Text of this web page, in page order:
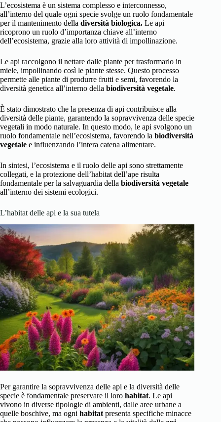
L’ecosistema è un sistema complesso e interconnesso,
all’interno del quale ogni specie svolge un ruolo fondamentale
per il mantenimento della diversità biologica. Le api
ricoprono un ruolo d’importanza chiave all’interno
dell’ecosistema, grazie alla loro attività di impollinazione.
Le api raccolgono il nettare dalle piante per trasformarlo in
miele, impollinando così le piante stesse. Questo processo
permette alle piante di produrre frutti e semi, favorendo la
diversità genetica all’interno della biodiversità vegetale.
È stato dimostrato che la presenza di api contribuisce alla
diversità delle piante, garantendo la sopravvivenza delle specie
vegetali in modo naturale. In questo modo, le api svolgono un
ruolo fondamentale nell’ecosistema, favorendo la biodiversità
vegetale e influenzando l’intera catena alimentare.
In sintesi, l’ecosistema e il ruolo delle api sono strettamente
collegati, e la protezione dell’habitat dell’ape risulta
fondamentale per la salvaguardia della biodiversità vegetale
all’interno dei sistemi ecologici.
L’habitat delle api e la sua tutela
Per garantire la sopravvivenza delle api e la diversità delle
specie è fondamentale preservare il loro habitat. Le api
vivono in diverse tipologie di ambienti, dalle aree urbane a
quelle boschive, ma ogni habitat presenta specifiche minacce